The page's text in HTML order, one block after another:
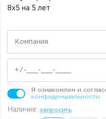
8х5 на 5 лет
Я ознакомлен и
конфиденциальности
Наличие: запросить